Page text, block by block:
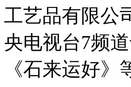
工艺品有限公
央电视台7频
《石来运好